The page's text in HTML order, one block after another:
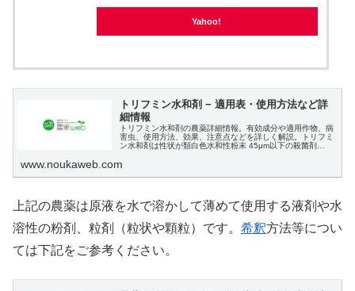
Yahoo!
トリフミン水和剤 − 適用表・使用方法など詳
細情報
トリフミン水和剤の農薬詳細情報。有効成分や適用作物、病
害虫、使用方法、効果、注意点などを詳しく解説。トリフミ
ン水和剤は性状が類白色水和性粉末 45μm以下の殺菌剤
www.noukaweb.com
上記の農薬は原液を水で溶かして薄めて使用する液剤や水
溶性の粉剤、粒剤（粒状や顆粒）です。 希釈方法等につい
ては下記をご参考ください。